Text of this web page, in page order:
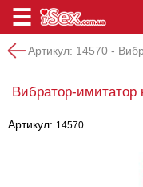
Артикул: 14570 -
Вибратор-имитатор
Артикул: 14570